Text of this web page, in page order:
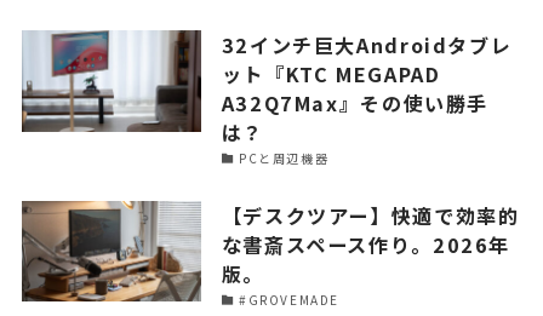
32インチ巨大Androidタブレ
ット『KTC MEGAPAD
A32Q7Max』その使い勝手
は？
PCと周辺機器
【デスクツアー】快適で効率的
な書斎スペース作り。2026年
版。
#GROVEMADE